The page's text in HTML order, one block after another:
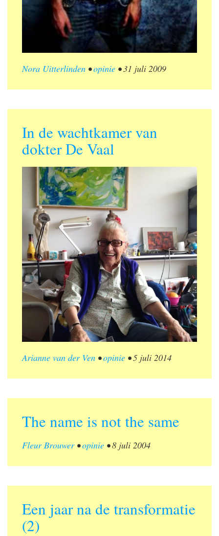
Nora Uitterlinden •opinie •31 juli 2009
In de wachtkamer van
dokter De Vaal
Arianne van der Ven •opinie •5 juli 2014
The name is not the same
Fleur Brouwer•opinie •8 juli 2004
Een jaar na de transformatie
(2)